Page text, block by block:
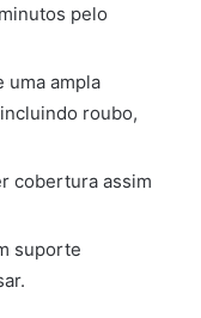
pelo
uma ampla
roubo,
cobertura assim
suporte